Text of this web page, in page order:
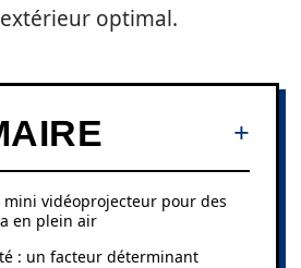
optimal.
mini vidéoprojecteur pour des
en plein air
: un facteur déterminant